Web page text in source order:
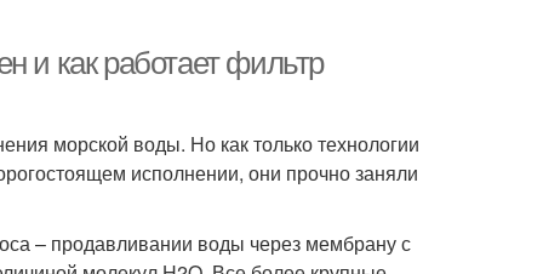
и как работает фильтр
морской воды. Но как только технологии
исполнении, они прочно заняли
– продавливании воды через мембрану с